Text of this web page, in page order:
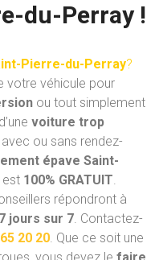
du-Perray !
Pierre-du-Perray?
votre véhicule pour
ou tout simplement
voiture trop
ou sans rendez-
épave Saint-
est 100% GRATUIT.
répondront à
7 jours sur 7. Contactez-
20 20. Que ce soit une